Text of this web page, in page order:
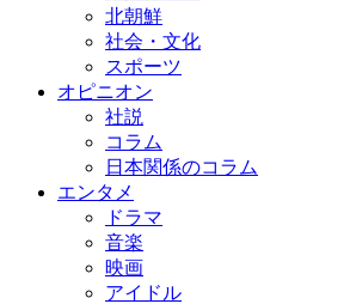
北朝鮮
社会・文化
スポーツ
オピニオン
社説
コラム
日本関係のコラム
エンタメ
ドラマ
音楽
映画
アイドル